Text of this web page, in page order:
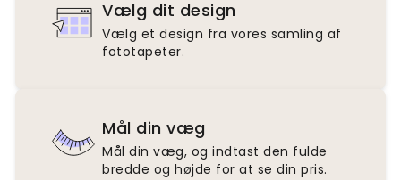
Vælg dit design
Vælg et design fra vores samling af
fototapeter.
Mål din væg
Mål din væg, og indtast den fulde
bredde og højde for at se din pris.